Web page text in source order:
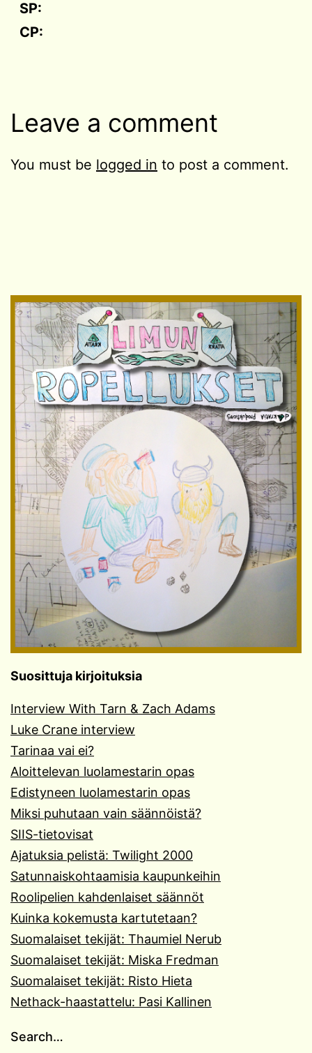
SP:
CP:
Leave a comment
You must be logged in to post a comment.
Suosittuja kirjoituksia
Interview With Tarn & Zach Adams
Luke Crane interview
Tarinaa vai ei?
Aloittelevan luolamestarin opas
Edistyneen luolamestarin opas
Miksi puhutaan vain säännöistä?
SIIS-tietovisat
Ajatuksia pelistä: Twilight 2000
Satunnaiskohtaamisia kaupunkeihin
Roolipelien kahdenlaiset säännöt
Kuinka kokemusta kartutetaan?
Suomalaiset tekijät: Thaumiel Nerub
Suomalaiset tekijät: Miska Fredman
Suomalaiset tekijät: Risto Hieta
Nethack-haastattelu: Pasi Kallinen
Search…